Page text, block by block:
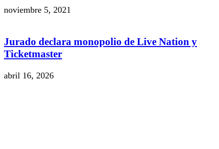
noviembre 5, 2021
Jurado declara monopolio de Live Nation y
Ticketmaster
abril 16, 2026